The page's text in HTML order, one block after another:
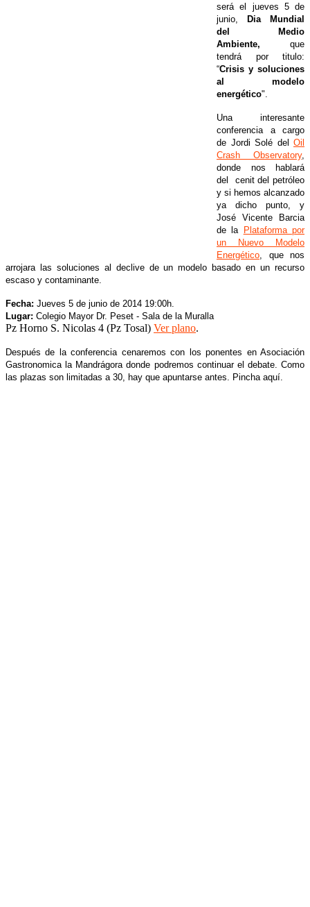
será el jueves 5 de
junio, Dia Mundial
del Medio
Ambiente, que
tendrá por titulo:
“Crisis y soluciones
al modelo
energético".
Una interesante
conferencia a cargo
de Jordi Solé del Oil
Crash Observatory,
donde nos hablará
del cenit del petróleo
y si hemos alcanzado
ya dicho punto, y
José Vicente Barcia
de la Plataforma por
un Nuevo Modelo
Energético , que nos
arrojara las soluciones al declive de un modelo basado en un recurso
escaso y contaminante.
Fecha: Jueves 5 de junio de 2014 19:00h.
Lugar: Colegio Mayor Dr. Peset - Sala de la Muralla
Pz Horno S. Nicolas 4 (Pz Tosal) Ver plano.
Después de la conferencia cenaremos con los ponentes en Asociación
Gastronomica la Mandrágora donde podremos continuar el debate. Como
las plazas son limitadas a 30, hay que apuntarse antes. Pincha aquí.